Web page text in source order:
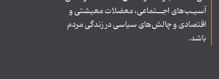
آسیـب‌های اجــتماعی، معضلات معیشتی و
اقتصادی و چالش‌های سیاسی در زندگی مردم
باشد.